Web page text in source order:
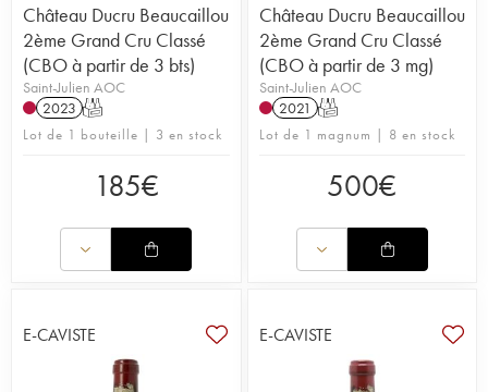
Château Ducru Beaucaillou
2ème Grand Cru Classé
(CBO à partir de 3 bts)
Saint-Julien AOC
2023 T
Lot de 1 bouteille | 3 en stock
185€
Château Ducru Beaucaillou
2ème Grand Cru Classé
(CBO à partir de 3 mg)
Saint-Julien AOC
2021 T
Lot de 1 magnum | 8 en stock
500€
E-CAVISTE E-CAVISTE